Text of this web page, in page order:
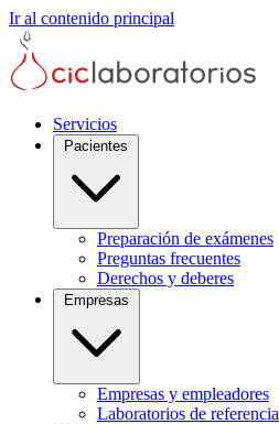
Ir al contenido principal
Servicios
Preparación de exámenes
Preguntas frecuentes
Derechos y deberes
Empresas y empleadores
Laboratorios de referencia